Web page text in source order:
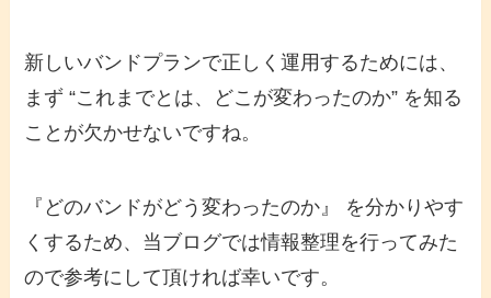
新しいバンドプランで正しく運用するためには、
まず “これまでとは、どこが変わったのか” を知る
ことが欠かせないですね。
『どのバンドがどう変わったのか』 を分かりやす
くするため、当ブログでは情報整理を行ってみた
ので参考にして頂ければ幸いです。